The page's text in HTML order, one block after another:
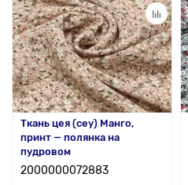
Ткань цея (cey) Манго,
принт — полянка на
пудровом
2000000072883